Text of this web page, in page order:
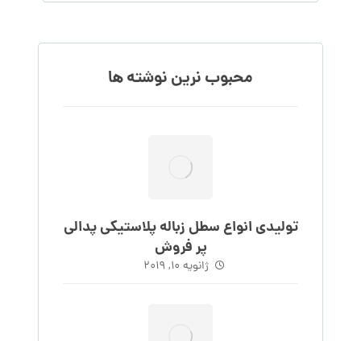
محبوب نرین نوشته ها
تولیدی انواع سطل زباله پلاستیکی پدالی
پر فروش
ژانویه 10, 2019